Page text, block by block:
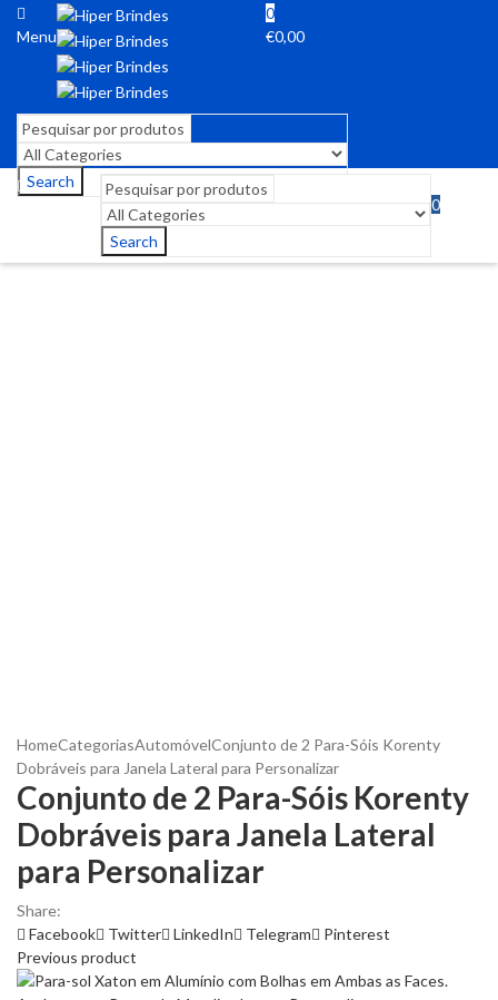
Menu
0
€0,00
Search
Search
0
HomeCategoriasAutomóvelConjunto de 2 Para-Sóis Korenty
Dobráveis para Janela Lateral para Personalizar
Conjunto de 2 Para-Sóis Korenty
Dobráveis para Janela Lateral
para Personalizar
Share:
Facebook
Twitter LinkedIn Telegram
Pinterest
Previous product